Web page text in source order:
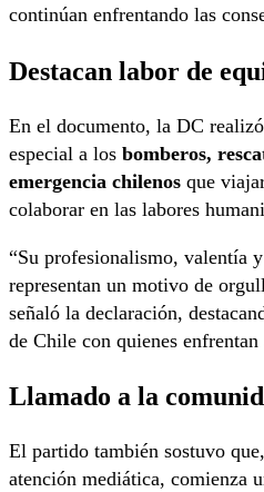
continúan enfrentando las
Destacan labor de
En el documento, la DC
especial a los bomberos,
emergencia chilenos que
colaborar en las labores
“Su profesionalismo, valentía
representan un motivo de
señaló la declaración,
de Chile con quienes enfrentan
Llamado a la
El partido también sostuvo
atención mediática, comienza